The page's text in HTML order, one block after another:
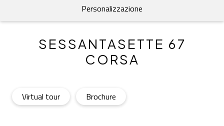
Personalizzazione
SESSANTASETTE 67
CORSA
Sessantasette 67 Corsa
Virtual tour- Open in a new tab
Sessantasette 67 Corsa
Brochure - Open in a new tab